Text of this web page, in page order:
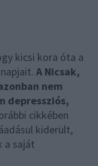
kicsi kora óta a
A Nicsak,
nem
depressziós,
cikkében
kiderült,
a saját